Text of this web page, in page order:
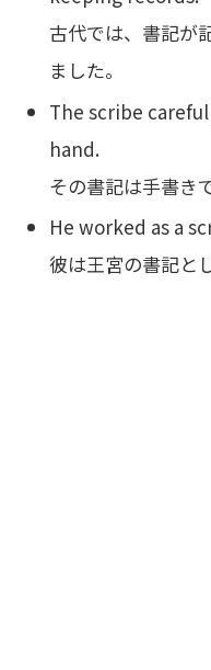
古代では、書記が
ました。
The scribe
hand.
その書記は手書き
He worked as a
彼は王宮の書記と